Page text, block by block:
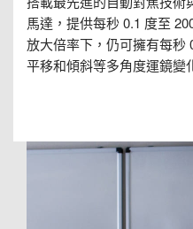
馬達，提供每秒 0.1 度至
放大倍率下，仍可擁有每秒
平移和傾斜等多角度運鏡變